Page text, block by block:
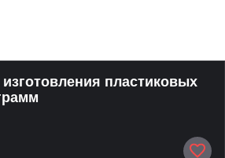
пластиковых